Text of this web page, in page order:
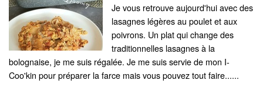
Je vous retrouve aujourd'hui avec des
lasagnes légères au poulet et aux
poivrons. Un plat qui change des
traditionnelles lasagnes à la
bolognaise, je me suis régalée. Je me suis servie de mon I-
Coo'kin pour préparer la farce mais vous pouvez tout faire......